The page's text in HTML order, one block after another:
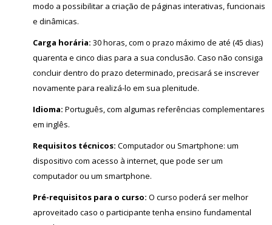
modo a possibilitar a criação de páginas interativas, funcionais
e dinâmicas.
Carga horária: 30 horas, com o prazo máximo de até (45 dias)
quarenta e cinco dias para a sua conclusão. Caso não consiga
concluir dentro do prazo determinado, precisará se inscrever
novamente para realizá-lo em sua plenitude.
Idioma: Português, com algumas referências complementares
em inglês.
Requisitos técnicos: Computador ou Smartphone: um
dispositivo com acesso à internet, que pode ser um
computador ou um smartphone.
Pré-requisitos para o curso: O curso poderá ser melhor
aproveitado caso o participante tenha ensino fundamental